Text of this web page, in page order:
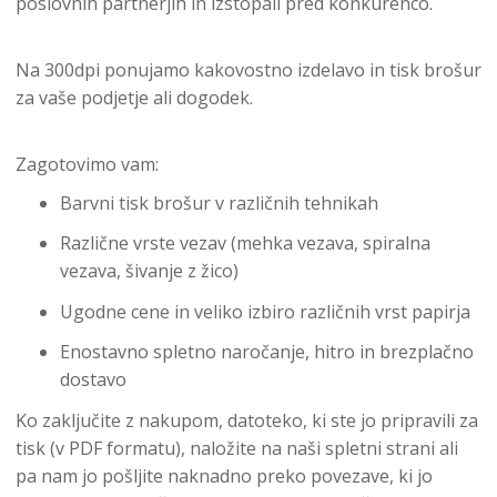
Na 300dpi ponujamo kakovostno izdelavo in tisk brošur
za vaše podjetje ali dogodek.
Zagotovimo vam:
Barvni tisk brošur v različnih tehnikah
Različne vrste vezav (mehka vezava, spiralna
vezava, šivanje z žico)
Ugodne cene in veliko izbiro različnih vrst papirja
Enostavno spletno naročanje, hitro in brezplačno
dostavo
Ko zaključite z nakupom, datoteko, ki ste jo pripravili za
tisk (v PDF formatu), naložite na naši spletni strani ali
pa nam jo pošljite naknadno preko povezave, ki jo